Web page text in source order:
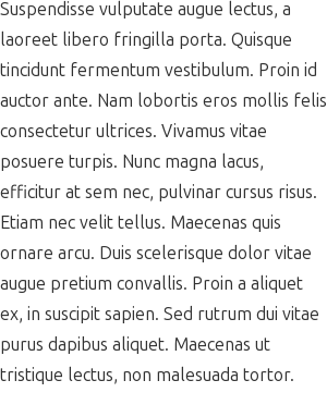
Suspendisse vulputate augue lectus, a
laoreet libero fringilla porta. Quisque
tincidunt fermentum vestibulum. Proin id
auctor ante. Nam lobortis eros mollis felis
consectetur ultrices. Vivamus vitae
posuere turpis. Nunc magna lacus,
efficitur at sem nec, pulvinar cursus risus.
Etiam nec velit tellus. Maecenas quis
ornare arcu. Duis scelerisque dolor vitae
augue pretium convallis. Proin a aliquet
ex, in suscipit sapien. Sed rutrum dui vitae
purus dapibus aliquet. Maecenas ut
tristique lectus, non malesuada tortor.